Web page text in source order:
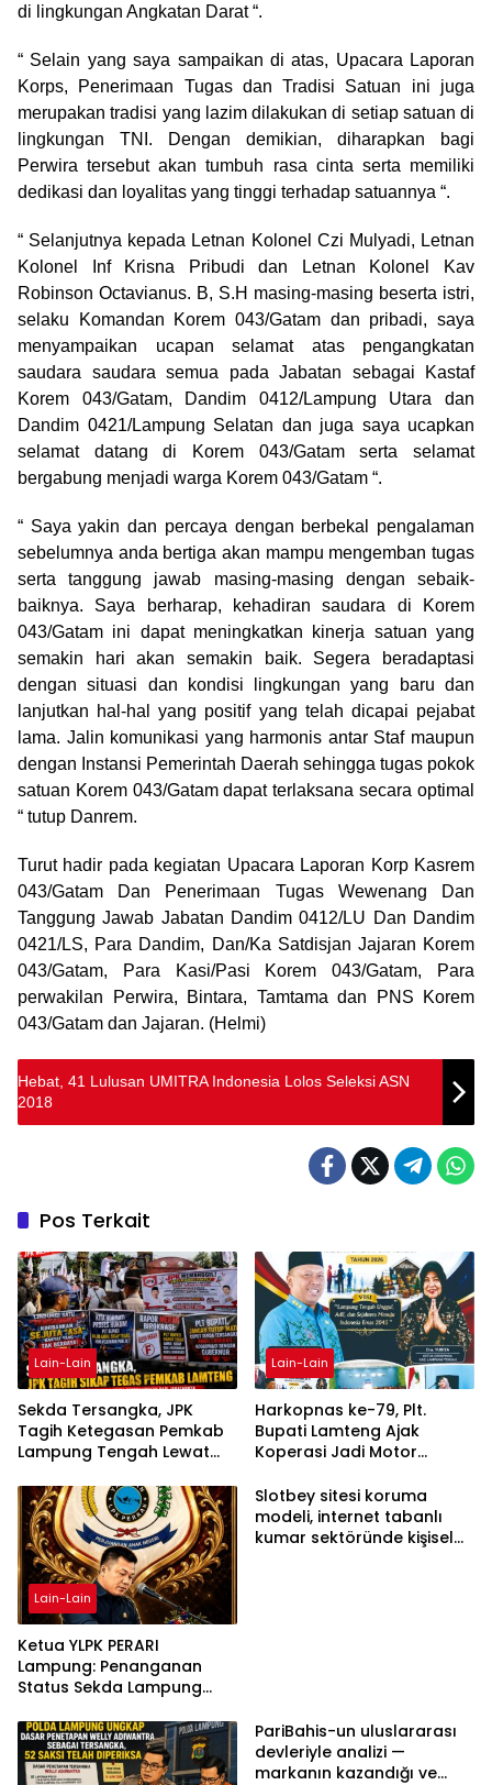
di lingkungan Angkatan Darat “.
“ Selain yang saya sampaikan di atas, Upacara Laporan
Korps, Penerimaan Tugas dan Tradisi Satuan ini juga
merupakan tradisi yang lazim dilakukan di setiap satuan di
lingkungan TNI. Dengan demikian, diharapkan bagi
Perwira tersebut akan tumbuh rasa cinta serta memiliki
dedikasi dan loyalitas yang tinggi terhadap satuannya “.
“ Selanjutnya kepada Letnan Kolonel Czi Mulyadi, Letnan
Kolonel Inf Krisna Pribudi dan Letnan Kolonel Kav
Robinson Octavianus. B, S.H masing-masing beserta istri,
selaku Komandan Korem 043/Gatam dan pribadi, saya
menyampaikan ucapan selamat atas pengangkatan
saudara saudara semua pada Jabatan sebagai Kastaf
Korem 043/Gatam, Dandim 0412/Lampung Utara dan
Dandim 0421/Lampung Selatan dan juga saya ucapkan
selamat datang di Korem 043/Gatam serta selamat
bergabung menjadi warga Korem 043/Gatam “.
“ Saya yakin dan percaya dengan berbekal pengalaman
sebelumnya anda bertiga akan mampu mengemban tugas
serta tanggung jawab masing-masing dengan sebaik-
baiknya. Saya berharap, kehadiran saudara di Korem
043/Gatam ini dapat meningkatkan kinerja satuan yang
semakin hari akan semakin baik. Segera beradaptasi
dengan situasi dan kondisi lingkungan yang baru dan
lanjutkan hal-hal yang positif yang telah dicapai pejabat
lama. Jalin komunikasi yang harmonis antar Staf maupun
dengan Instansi Pemerintah Daerah sehingga tugas pokok
satuan Korem 043/Gatam dapat terlaksana secara optimal
“ tutup Danrem.
Turut hadir pada kegiatan Upacara Laporan Korp Kasrem
043/Gatam Dan Penerimaan Tugas Wewenang Dan
Tanggung Jawab Jabatan Dandim 0412/LU Dan Dandim
0421/LS, Para Dandim, Dan/Ka Satdisjan Jajaran Korem
043/Gatam, Para Kasi/Pasi Korem 043/Gatam, Para
perwakilan Perwira, Bintara, Tamtama dan PNS Korem
043/Gatam dan Jajaran. (Helmi)
Hebat, 41 Lulusan UMITRA Indonesia Lolos Seleksi ASN
2018
Pos Terkait
Lain-Lain
Sekda Tersangka, JPK
Tagih Ketegasan Pemkab
Lampung Tengah Lewat
Lain-Lain
Harkopnas ke-79, Plt.
Bupati Lamteng Ajak
Koperasi Jadi Motor
Lain-Lain
Ketua YLPK PERARI
Lampung: Penanganan
Status Sekda Lampung
Berdasarkan Aturan,
Bukan Tekanan Opini
Slotbey sitesi koruma
modeli, internet tabanlı
kumar sektöründe kişisel
PariBahis-un uluslararası
devleriyle analizi —
markanın kazandığı ve